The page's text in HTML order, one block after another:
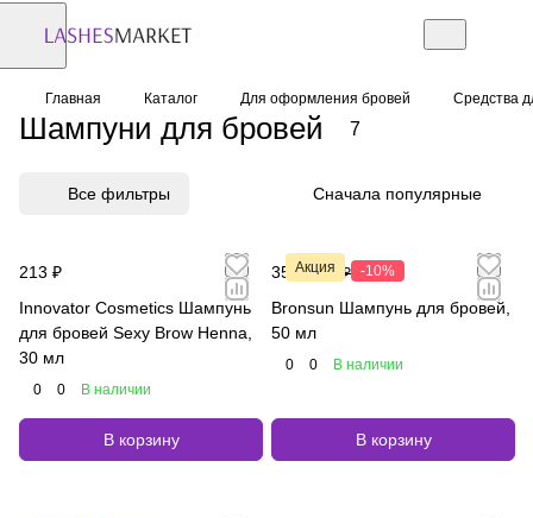
Главная Каталог Для оформления бровей Средства
Шампуни для бровей 7
Все фильтры Сначала популярные
213 ₽
Innovator Cosmetics Шампунь
для бровей Sexy Brow Henna,
30 мл
0 0 В наличии
В корзину
Акция
356 ₽396 ₽ -10%
Bronsun Шампунь для бровей,
50 мл
0 0 В наличии
В корзину